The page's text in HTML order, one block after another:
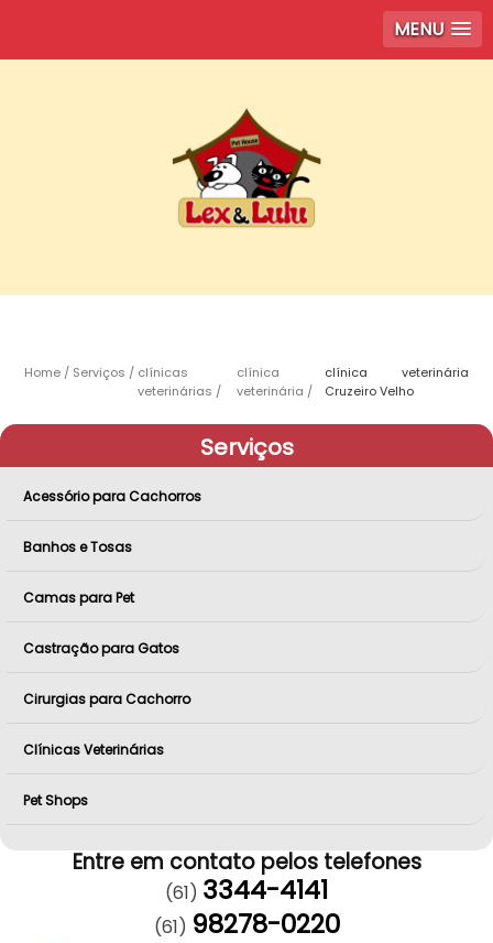
MENU
Home Serviços
clínicas
veterinárias
clínica
veterinária
clínica veterinária
Cruzeiro Velho
Serviços
Acessório para Cachorros
Banhos e Tosas
Camas para Pet
Castração para Gatos
Cirurgias para Cachorro
Clínicas Veterinárias
Pet Shops
Entre em contato pelos telefones
(61) 3344-4141
(61) 98278-0220